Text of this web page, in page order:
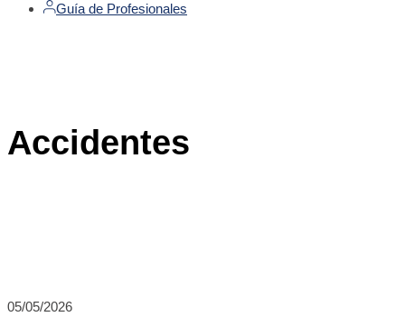
Guía de Profesionales
Accidentes
05/05/2026